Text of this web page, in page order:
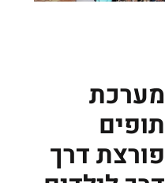
מערכת
תופים
פורצת דרך